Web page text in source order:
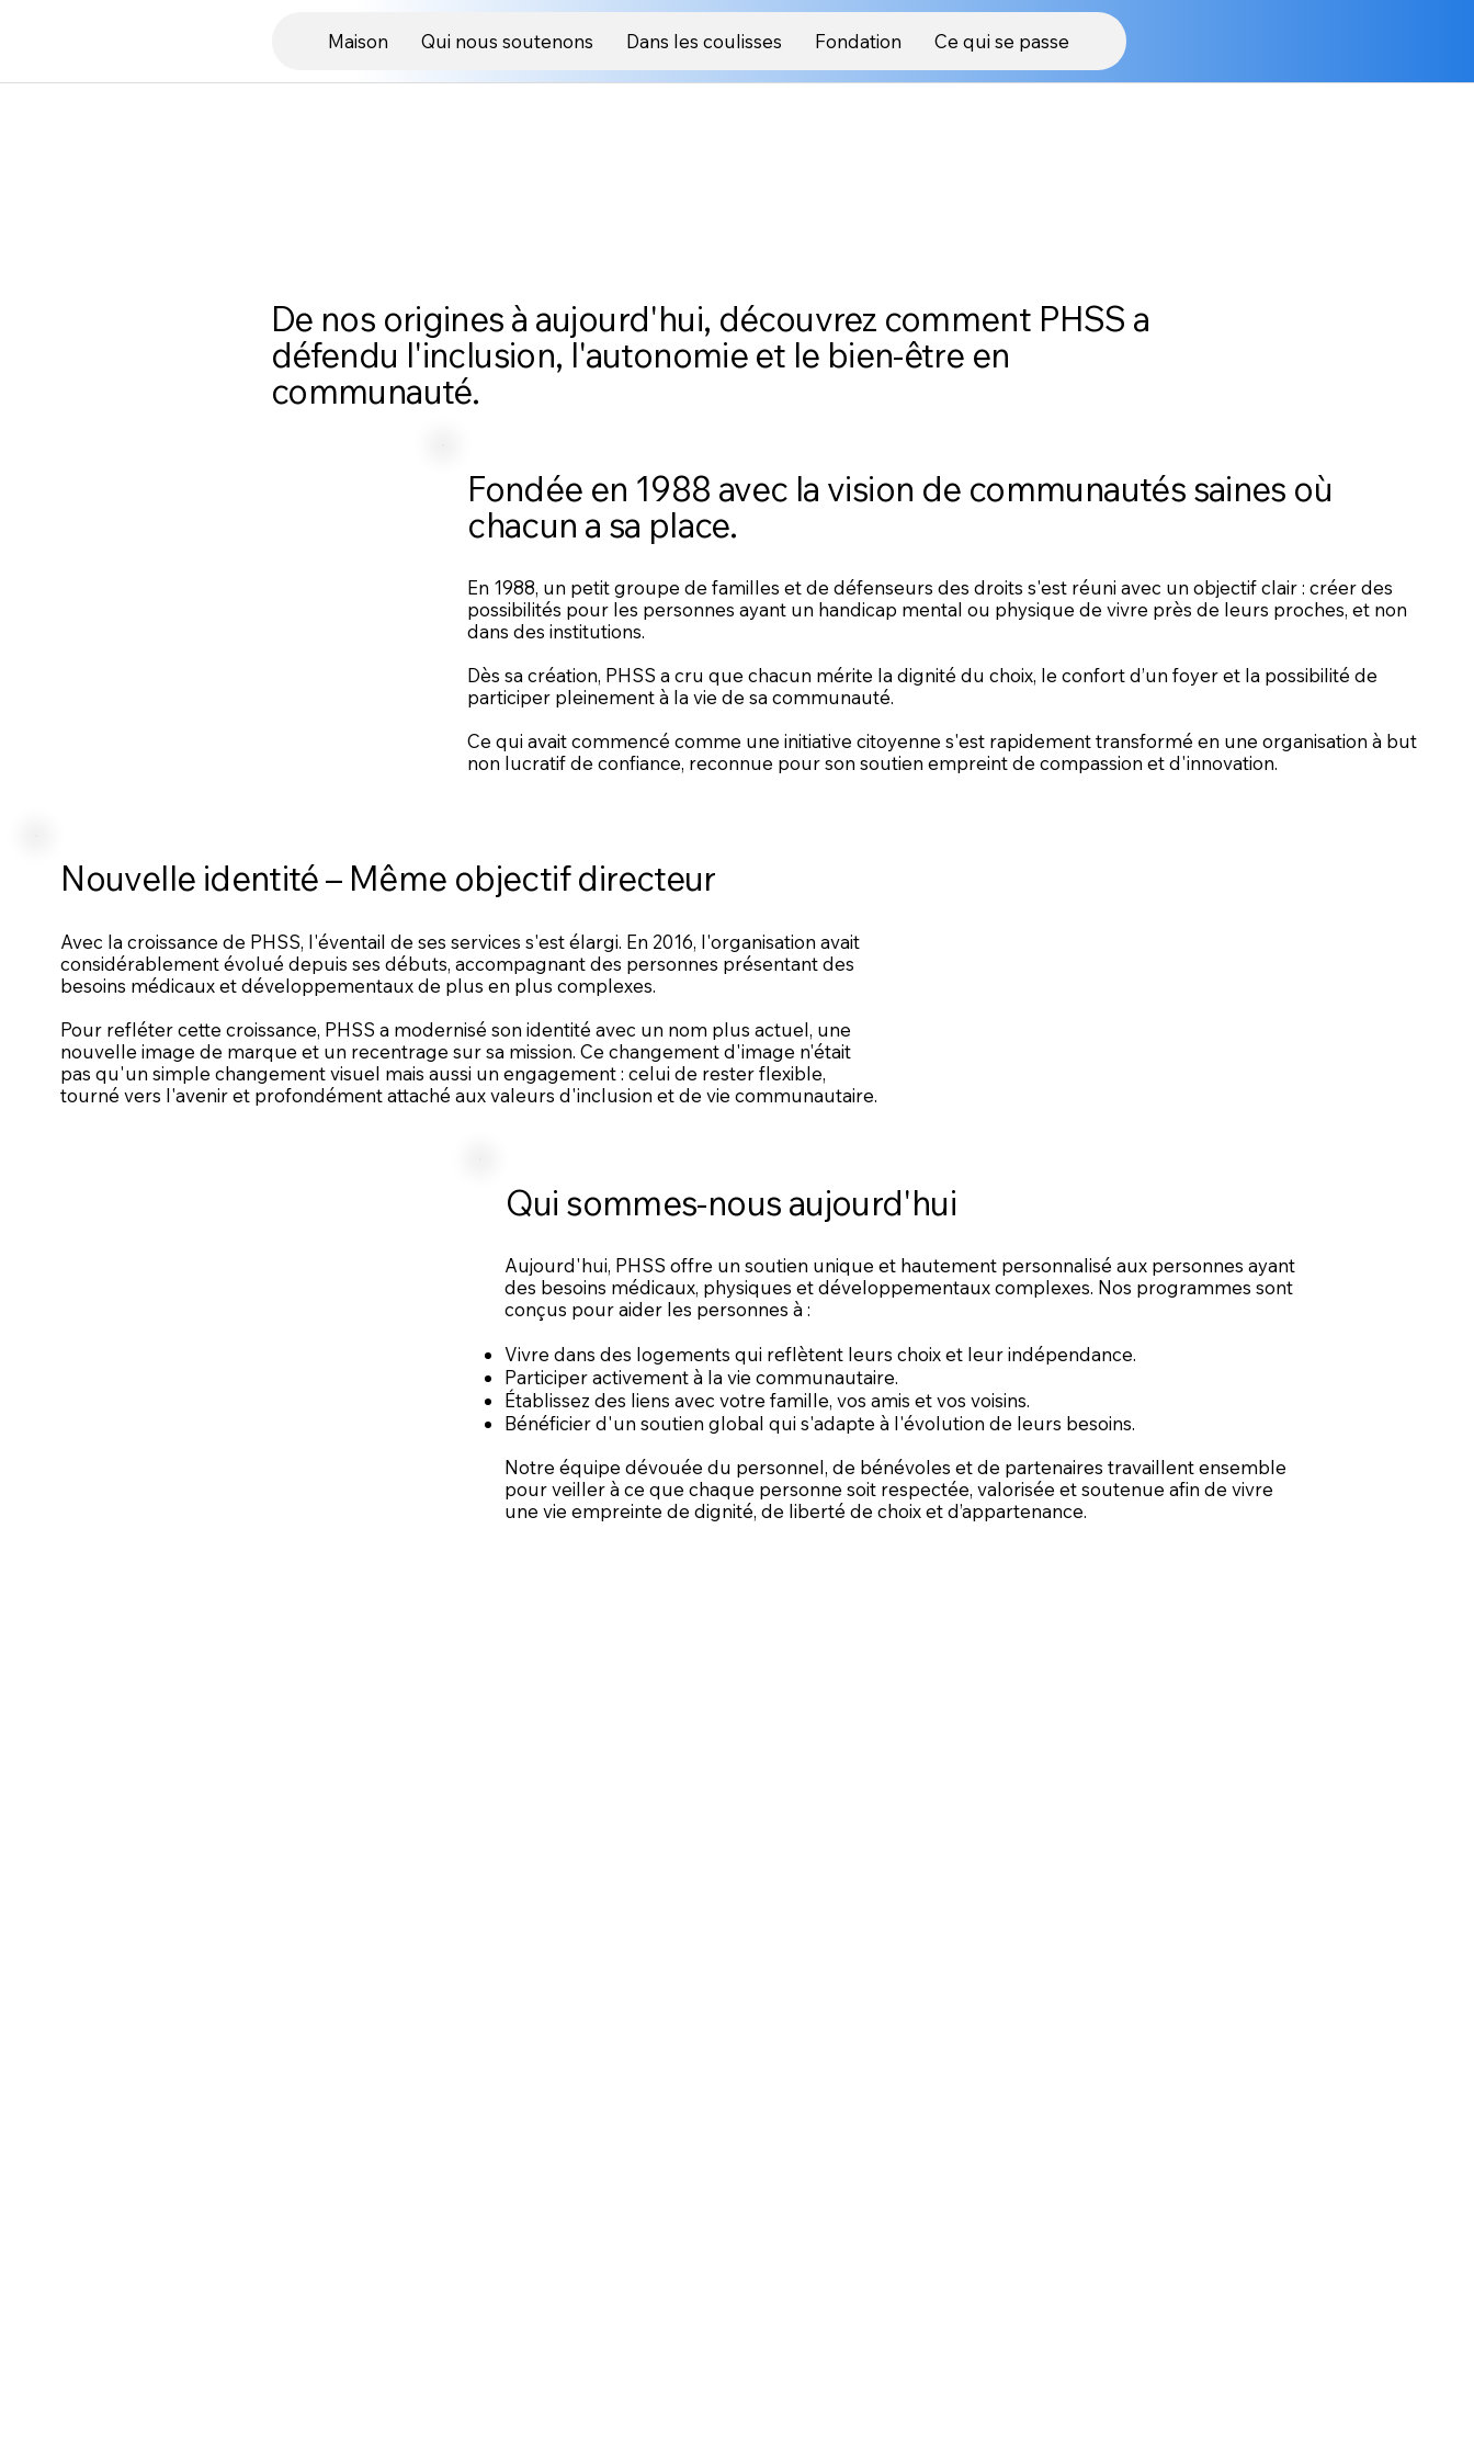
Maison Qui nous soutenons Dans les coulisses Fondation Ce qui se passe
De nos origines à aujourd'hui, découvrez comment PHSS a
défendu l'inclusion, l'autonomie et le bien-être en
communauté.
Fondée en 1988 avec la vision de communautés saines où
chacun a sa place.
En 1988, un petit groupe de familles et de défenseurs des droits s'est réuni avec un objectif clair : créer des
possibilités pour les personnes ayant un handicap mental ou physique de vivre près de leurs proches, et non
dans des institutions.
Dès sa création, PHSS a cru que chacun mérite la dignité du choix, le confort d’un foyer et la possibilité de
participer pleinement à la vie de sa communauté.
Ce qui avait commencé comme une initiative citoyenne s'est rapidement transformé en une organisation à but
non lucratif de confiance, reconnue pour son soutien empreint de compassion et d'innovation.
Nouvelle identité – Même objectif directeur
Avec la croissance de PHSS, l'éventail de ses services s'est élargi. En 2016, l'organisation avait
considérablement évolué depuis ses débuts, accompagnant des personnes présentant des
besoins médicaux et développementaux de plus en plus complexes.
Pour refléter cette croissance, PHSS a modernisé son identité avec un nom plus actuel, une
nouvelle image de marque et un recentrage sur sa mission. Ce changement d'image n'était
pas qu'un simple changement visuel mais aussi un engagement : celui de rester flexible,
tourné vers l'avenir et profondément attaché aux valeurs d'inclusion et de vie communautaire.
Qui sommes-nous aujourd'hui
Aujourd'hui, PHSS offre un soutien unique et hautement personnalisé aux personnes ayant
des besoins médicaux, physiques et développementaux complexes. Nos programmes sont
conçus pour aider les personnes à :
Vivre dans des logements qui reflètent leurs choix et leur indépendance.
Participer activement à la vie communautaire.
Établissez des liens avec votre famille, vos amis et vos voisins.
Bénéficier d'un soutien global qui s'adapte à l'évolution de leurs besoins.
Notre équipe dévouée du personnel, de bénévoles et de partenaires travaillent ensemble
pour veiller à ce que chaque personne soit respectée, valorisée et soutenue afin de vivre
une vie empreinte de dignité, de liberté de choix et d’appartenance.